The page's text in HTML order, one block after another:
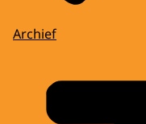
Archief